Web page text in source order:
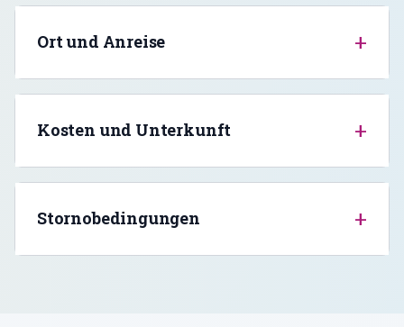
Ort und Anreise +
Kosten und Unterkunft +
Stornobedingungen +